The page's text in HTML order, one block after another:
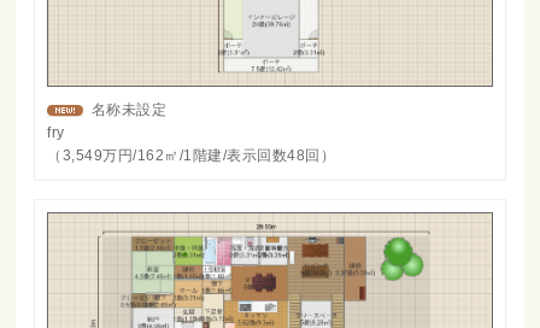
名称未設定
fry
（3,549万円/162㎡/1階建/表示回数48回）